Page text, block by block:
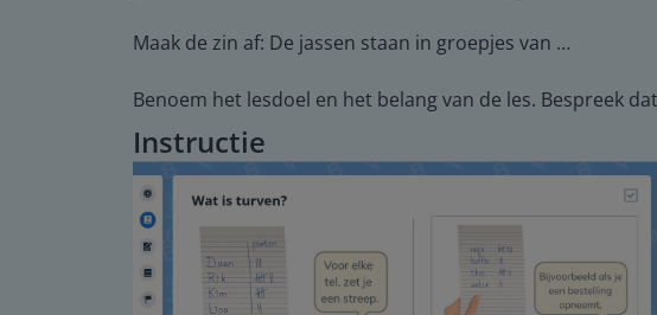
Maak de zin af: De jassen staan in groepjes van …
Benoem het lesdoel en het belang van de les. Bespreek
Instructie